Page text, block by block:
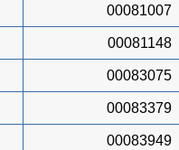
00081007
00081148
00083075
00083379
00083949